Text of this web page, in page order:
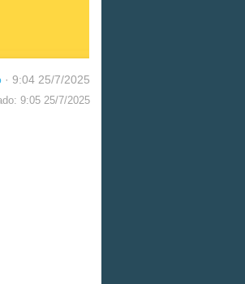
· 9:04 25/7/2025
9:05 25/7/2025